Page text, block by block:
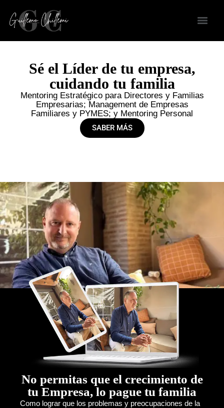
Sé el Líder de tu empresa,
cuidando tu familia
Mentoring Estratégico para Directores y Familias
Empresarias; Management de Empresas
Familiares y PYMES; y Mentoring Personal
SABER MÁS
No permitas que el crecimiento de
tu Empresa, lo pague tu familia
Como lograr que los problemas y preocupaciones de la